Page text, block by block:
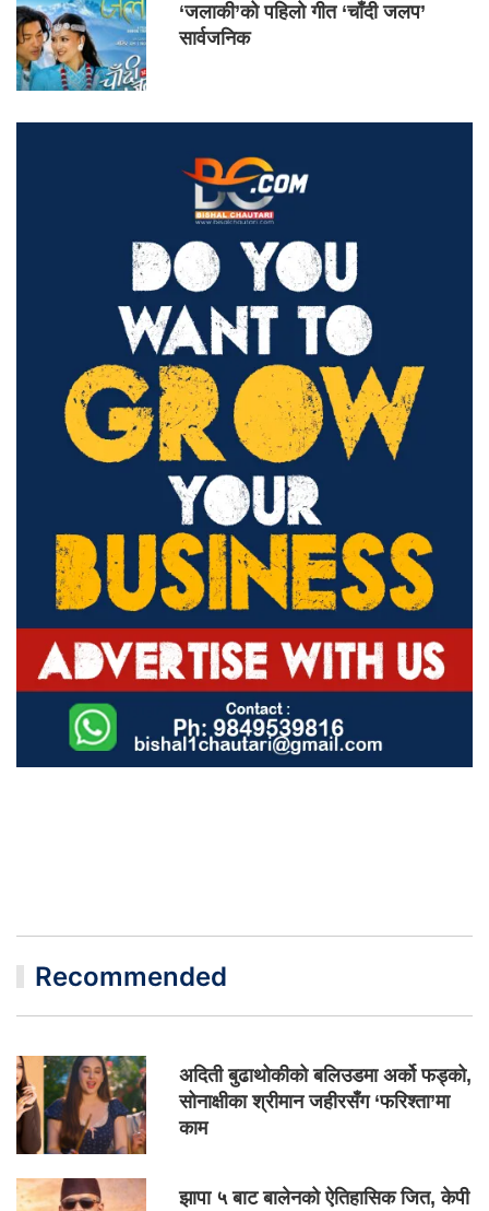
‘जलाकी’को पहिलो गीत ‘चाँदी जलप’
सार्वजनिक
Recommended
अदिती बुढाथोकीको बलिउडमा अर्को फड्को,
सोनाक्षीका श्रीमान जहीरसँग ‘फरिश्ता’मा
काम
झापा ५ बाट बालेनको ऐतिहासिक जित, केपी